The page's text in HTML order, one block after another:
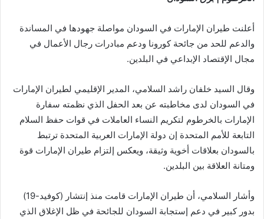
أعلنت طيران الإمارات في السودان مواصلة جهودها في المساندة
والدعم للحد من جائحة كورونا ودعم مبادرات رجال الأعمال في
مجال الإقتصاد الإبداعي في البلدين.
وقال السيد خلفان راشد السلامي، المدير الإقليمي لطيران الإمارات
في السودان لدى مخاطبته عن بعد الحفل الذي نظمته سفارة
الإمارات بالخرطوم لتكريم النساء العاملات في قوات حفظ السلام
التابعة للأمم المتحدة إن دولة الإمارات العربية المتحدة ترتبط
بالسودان بعلاقات أخوية وثيقة، ويعكس إلتزام طيران الإمارات قوة
ومتانة العلاقة بين البلدين.
وأشار السلامي، أن طيران الإمارات قامت منذ إنتشار (كوفيد-19)
بدور كبير في دعم إستجابة السودان للجائحة في ظل الإغلاق الذي